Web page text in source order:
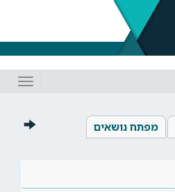
מפתח נושאים